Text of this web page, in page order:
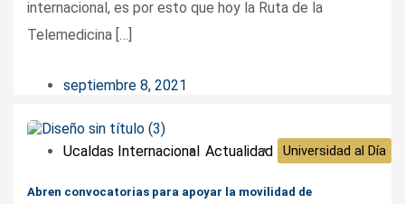
internacional, es por esto que hoy la Ruta de la
Telemedicina […]
septiembre 8, 2021
Ucaldas Internacional Actualidad Universidad al Día
Abren convocatorias para apoyar la movilidad de